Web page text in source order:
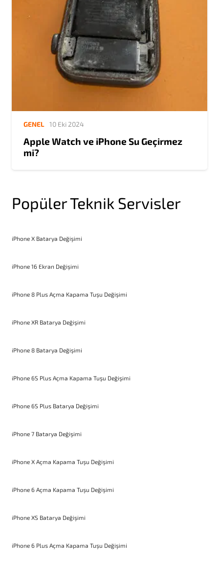
GENEL 10 Eki 2024
Apple Watch ve iPhone Su Geçirmez
mi?
Popüler Teknik Servisler
iPhone X Batarya Değişimi
iPhone 16 Ekran Değişimi
iPhone 8 Plus Açma Kapama Tuşu Değişimi
iPhone XR Batarya Değişimi
iPhone 8 Batarya Değişimi
iPhone 6S Plus Açma Kapama Tuşu Değişimi
iPhone 6S Plus Batarya Değişimi
iPhone 7 Batarya Değişimi
iPhone X Açma Kapama Tuşu Değişimi
iPhone 6 Açma Kapama Tuşu Değişimi
iPhone XS Batarya Değişimi
iPhone 6 Plus Açma Kapama Tuşu Değişimi